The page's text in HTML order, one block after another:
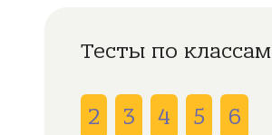
Тесты по классам
2 3 4 5
6